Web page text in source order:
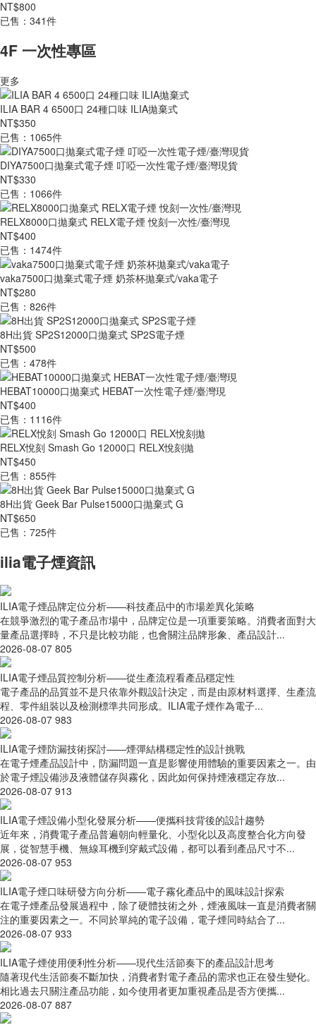
NT$800
已售：341件
4F 一次性專區
更多
ILIA BAR 4 6500口 24種口味 ILIA拋棄式
NT$350
已售：1065件
DIYA7500口拋棄式電子煙 叮啞一次性電子煙/臺灣現貨
NT$330
已售：1066件
RELX8000口拋棄式 RELX電子煙 悅刻一次性/臺灣現
NT$400
已售：1474件
vaka7500口拋棄式電子煙 奶茶杯拋棄式/vaka電子
NT$280
已售：826件
8H出貨 SP2S12000口拋棄式 SP2S電子煙
NT$500
已售：478件
HEBAT10000口拋棄式 HEBAT一次性電子煙/臺灣現
NT$400
已售：1116件
RELX悅刻 Smash Go 12000口 RELX悅刻拋
NT$450
已售：855件
8H出貨 Geek Bar Pulse15000口拋棄式 G
NT$650
已售：725件
ilia電子煙資訊
ILIA電子煙品牌定位分析——科技產品中的市場差異化策略
在競爭激烈的電子產品市場中，品牌定位是一項重要策略。消費者面對大
量產品選擇時，不只是比較功能，也會關注品牌形象、產品設計...
2026-08-07 805
ILIA電子煙品質控制分析——從生產流程看產品穩定性
電子產品的品質並不是只依靠外觀設計決定，而是由原材料選擇、生產流
程、零件組裝以及檢測標準共同形成。ILIA電子煙作為電子...
2026-08-07 983
ILIA電子煙防漏技術探討——煙彈結構穩定性的設計挑戰
在電子煙產品設計中，防漏問題一直是影響使用體驗的重要因素之一。由
於電子煙設備涉及液體儲存與霧化，因此如何保持煙液穩定存放...
2026-08-07 913
ILIA電子煙設備小型化發展分析——便攜科技背後的設計趨勢
近年來，消費電子產品普遍朝向輕量化、小型化以及高度整合化方向發
展，從智慧手機、無線耳機到穿戴式設備，都可以看到產品尺寸不...
2026-08-07 953
ILIA電子煙口味研發方向分析——電子霧化產品中的風味設計探索
在電子煙產品發展過程中，除了硬體技術之外，煙液風味一直是消費者關
注的重要因素之一。不同於單純的電子設備，電子煙同時結合了...
2026-08-07 933
ILIA電子煙使用便利性分析——現代生活節奏下的產品設計思考
隨著現代生活節奏不斷加快，消費者對電子產品的需求也正在發生變化。
相比過去只關注產品功能，如今使用者更加重視產品是否方便攜...
2026-08-07 887